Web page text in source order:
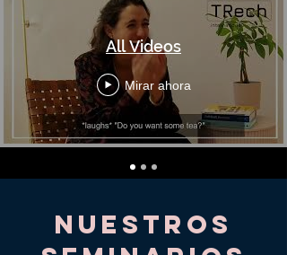
All Videos
Mirar ahora
Nuestros